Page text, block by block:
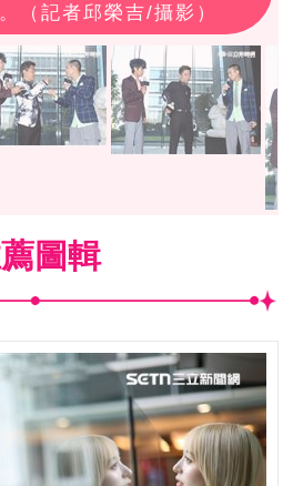
（記者邱榮吉/攝影）
圖輯